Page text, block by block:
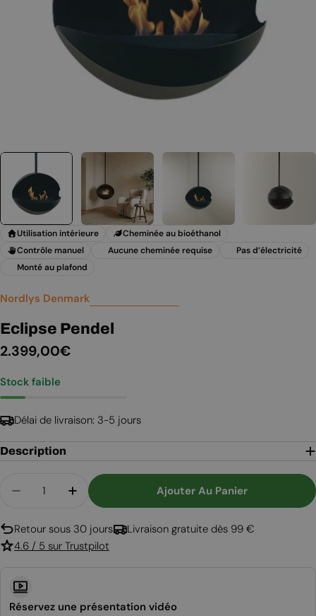
Utilisation intérieure
Cheminée au bioéthanol
Contrôle manuel
Aucune cheminée requise
Pas d’électricité
Monté au plafond
Nordlys Denmark
Eclipse Pendel
Prix
régulier
2.399,00€
Stock faible
Délai de livraison: 3-5 jours
Description
Diminuer La Quantité Pour Eclipse Pendel
Augmenter La Quantité Pour Eclipse
Ajouter Au Panier
Retour sous 30 jours
Livraison gratuite dès 99 €
4.6 / 5 sur Trustpilot
Réservez une présentation vidéo